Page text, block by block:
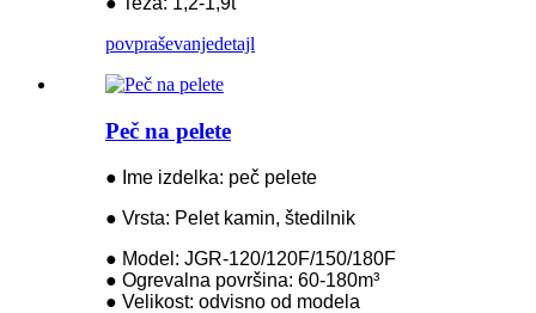
povpraševanjedetajl
Peč na pelete
● Ime izdelka: peč pelete
● Vrsta: Pelet kamin, štedilnik
● Model: JGR-120/120F/150/180F
● Ogrevalna površina: 60-180m³
● Velikost: odvisno od modela